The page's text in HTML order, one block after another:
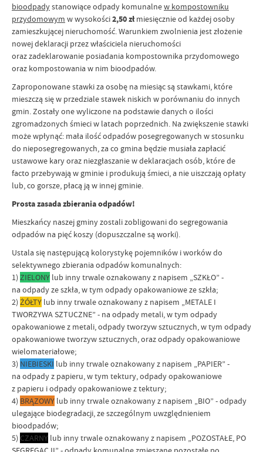
bioodpadystanowiące odpady komunalnew kompostowniku
przydomowym w wysokości2,50 złmiesięcznie od każdej osoby
zamieszkującej nieruchomość. Warunkiem zwolnienia jest złożenie
nowej deklaracji przez właściciela nieruchomości
oraz zadeklarowanie posiadania kompostownika przydomowego
oraz kompostowania w nim bioodpadów.
Zaproponowane stawki za osobę na miesiąc są stawkami, które
mieszczą się w przedziale stawek niskich w porównaniu do innych
gmin. Zostały one wyliczone na podstawie danych o ilości
zgromadzonych śmieci w latach poprzednich. Na zwiększenie stawki
może wpłynąć: mała ilość odpadów posegregowanych w stosunku
do nieposegregowanych, za co gmina będzie musiała zapłacić
ustawowe kary oraz niezgłaszanie w deklaracjach osób, które de
facto przebywają w gminie i produkują śmieci, a nie uiszczają opłaty
lub, co gorsze, płacą ją w innej gminie.
Prosta zasada zbierania odpadów!
Mieszkańcy naszej gminy zostali zobligowani do segregowania
odpadów na pięć koszy (dopuszczalne są worki).
Ustala się następującą kolorystykę pojemników i worków do
selektywnego zbierania odpadów komunalnych:
1) ZIELONY lub inny trwale oznakowany z napisem „SZKŁO” -
na odpady ze szkła, w tym odpady opakowaniowe ze szkła;
2) ŻÓŁTY lub inny trwale oznakowany z napisem „METALE I
TWORZYWA SZTUCZNE” - na odpady metali, w tym odpady
opakowaniowe z metali, odpady tworzyw sztucznych, w tym odpady
opakowaniowe tworzyw sztucznych, oraz odpady opakowaniowe
wielomateriałowe;
3) NIEBIESKI lub inny trwale oznakowany z napisem „PAPIER” -
na odpady z papieru, w tym tektury, odpady opakowaniowe
z papieru i odpady opakowaniowe z tektury;
4) BRĄZOWY lub inny trwale oznakowany z napisem „BIO” - odpady
ulegające biodegradacji, ze szczególnym uwzględnieniem
bioodpadów;
5) CZARNY lub inny trwale oznakowany z napisem „POZOSTAŁE, PO